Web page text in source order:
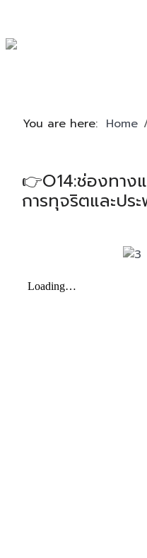
You are here: Home
👉O14:ช่องทาง
การทุจริตและปร